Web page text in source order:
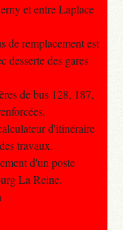
et entre Laplace
de remplacement est
desserte des gares
de bus 128, 187,
d'itinéraire
travaux.
d'un poste
La Reine.